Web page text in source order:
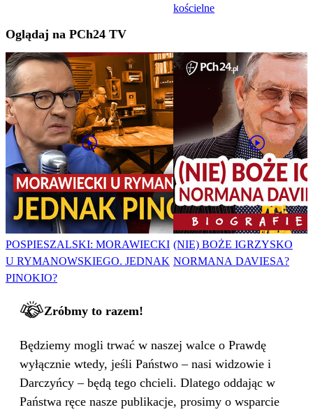
kościelne
Oglądaj na PCh24 TV
POSPIESZALSKI: MORAWIECKI
U RYMANOWSKIEGO. JEDNAK
PINOKIO?
(NIE) BOŻE IGRZYSKO
NORMANA DAVIESA?
Zróbmy to razem!
Będziemy mogli trwać w naszej walce o Prawdę
wyłącznie wtedy, jeśli Państwo – nasi widzowie i
Darczyńcy – będą tego chcieli. Dlatego oddając w
Państwa ręce nasze publikacje, prosimy o wsparcie